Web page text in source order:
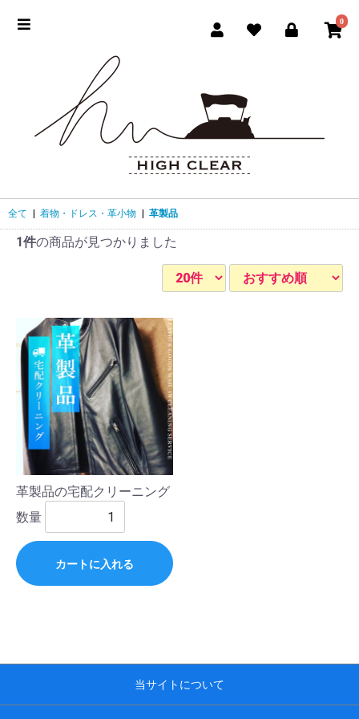
0
全て 着物・ドレス・革小物 革製品
1件の商品が見つかりました
革製品の宅配クリーニング
数量
カートに入れる
当サイトについて